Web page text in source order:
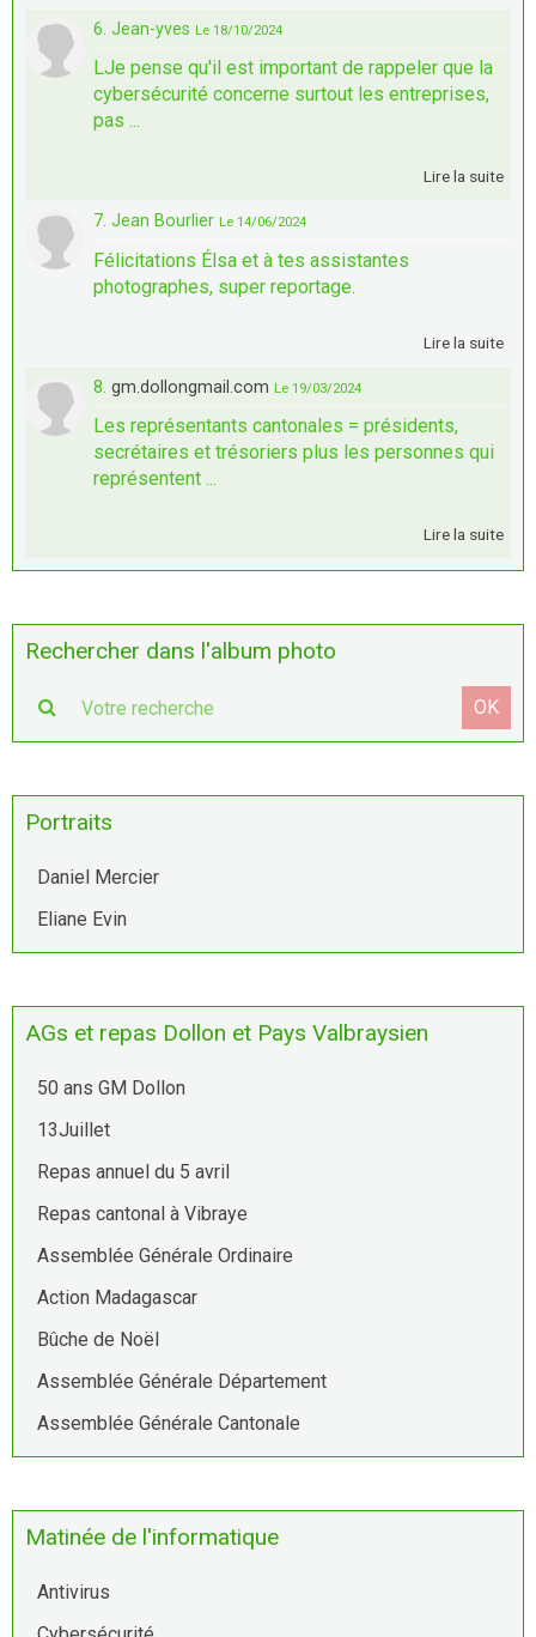
6. Jean-yves Le 18/10/2024
LJe pense qu'il est important de rappeler que la
cybersécurité concerne surtout les entreprises,
pas ...
Lire la suite
7. Jean Bourlier Le 14/06/2024
Félicitations Élsa et à tes assistantes
photographes, super reportage.
Lire la suite
8. gm.dollongmail.com Le 19/03/2024
Les représentants cantonales = présidents,
secrétaires et trésoriers plus les personnes qui
représentent ...
Lire la suite
Rechercher dans l'album photo
OK
Portraits
Daniel Mercier
Eliane Evin
AGs et repas Dollon et Pays Valbraysien
50 ans GM Dollon
13Juillet
Repas annuel du 5 avril
Repas cantonal à Vibraye
Assemblée Générale Ordinaire
Action Madagascar
Bûche de Noël
Assemblée Générale Département
Assemblée Générale Cantonale
Matinée de l'informatique
Antivirus